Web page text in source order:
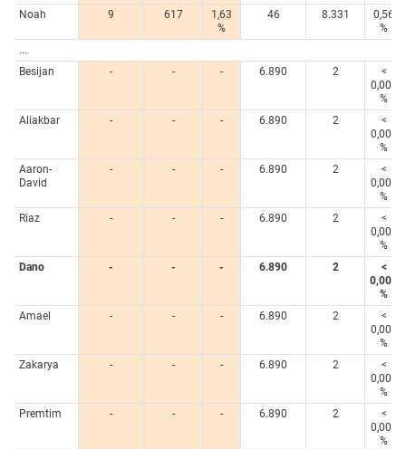
Noah
9 617
1,63
%
46 8.331
0,56
%
...
Besijan
- - - 6.890 2
<
0,005
%
Aliakbar
- - - 6.890 2
<
0,005
%
Aaron-
David
- - - 6.890 2
<
0,005
%
Riaz
- - - 6.890 2
<
0,005
%
Dano
- - - 6.890 2
<
0,005
%
Amael
- - - 6.890 2
<
0,005
%
Zakarya
- - - 6.890 2
<
0,005
%
Premtim
- - - 6.890 2
<
0,005
%